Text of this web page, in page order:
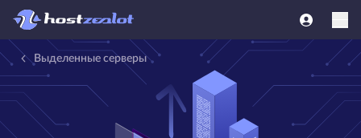
Выделенные серверы